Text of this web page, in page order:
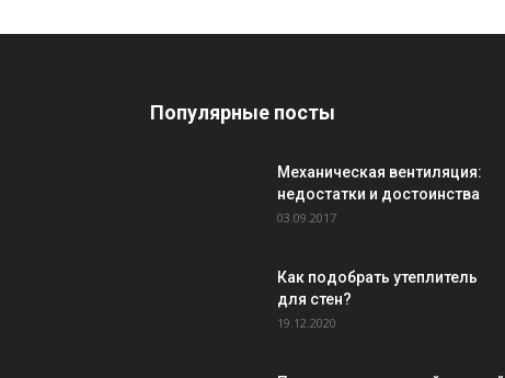
Популярные посты
Механическая вентиляция:
недостатки и достоинства
03.09.2017
Как подобрать утеплитель
для стен?
19.12.2020